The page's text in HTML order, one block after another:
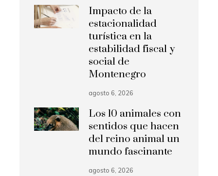
Impacto de la
estacionalidad
turística en la
estabilidad fiscal y
social de
Montenegro
agosto 6, 2026
Los 10 animales con
sentidos que hacen
del reino animal un
mundo fascinante
agosto 6, 2026